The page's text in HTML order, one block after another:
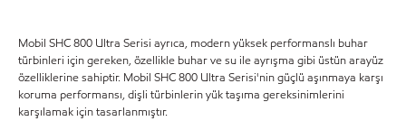
Mobil SHC 800 Ultra Serisi ayrıca, modern yüksek performanslı buhar
türbinleri için gereken, özellikle buhar ve su ile ayrışma gibi üstün arayüz
özelliklerine sahiptir. Mobil SHC 800 Ultra Serisi'nin güçlü aşınmaya karşı
koruma performansı, dişli türbinlerin yük taşıma gereksinimlerini
karşılamak için tasarlanmıştır.